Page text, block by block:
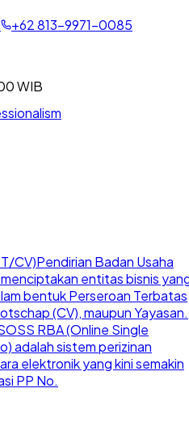
+62813-9971-0085
WIB
CV)Pendirian Badan Usaha
entitas bisnis
bentuk Perseroan Terbatas
(CV), maupun Yayasan.
OSS RBA (Online Single
adalah sistem perizinan
elektronik yang kini semakin
PP No.